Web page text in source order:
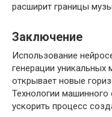
расширит границы
Заключение
Использование
генерации
открывает новые
Технологии машинного
ускорить процесс